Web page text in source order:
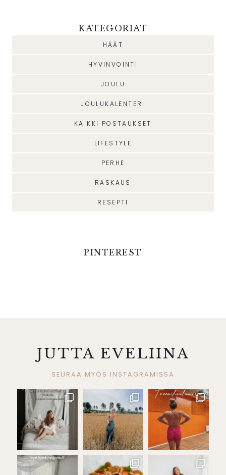
KATEGORIAT
HÄÄT
HYVINVOINTI
JOULU
JOULUKALENTERI
KAIKKI POSTAUKSET
LIFESTYLE
PERHE
RASKAUS
RESEPTI
PINTEREST
JUTTA EVELIINA
SEURAA MYÖS INSTAGRAMISSA